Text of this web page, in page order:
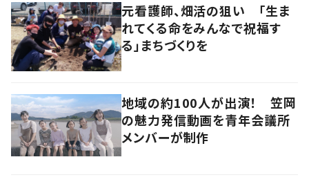
元看護師、畑活の狙い 「生ま
れてくる命をみんなで祝福す
る」まちづくりを
地域の約100人が出演！ 笠岡
の魅力発信動画を青年会議所
メンバーが制作